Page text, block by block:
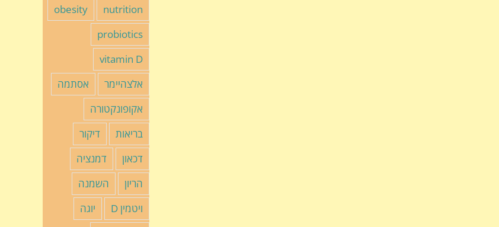
nutrition
obesity
probiotics
vitamin D
אלצהיימר
אסתמה
אקופונקטורה
בריאות
דיקור
דכאון
דמנציה
הריון
השמנה
ויטמין D
יוגה